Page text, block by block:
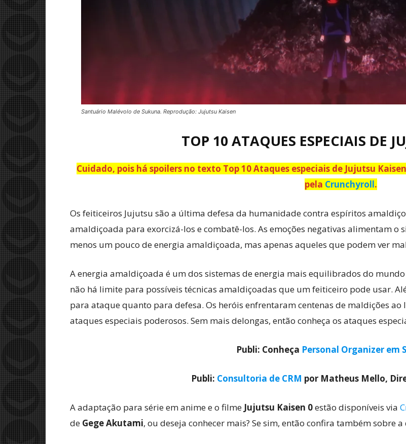
Pop!
Santuário Malévolo de Sukuna. Reprodução: Jujutsu Kaisen
TOP 10 ATAQUES ESPECIAIS DE
Cuidado, pois há spoilers no texto Top 10 Ataques especiais de Jujutsu
pela Crunchyroll.
Os feiticeiros Jujutsu são a última defesa da humanidade contra espíritos
amaldiçoada para exorcizá-los e combatê-los. As emoções negativas alimentam o
menos um pouco de energia amaldiçoada, mas apenas aqueles que podem ver
A energia amaldiçoada é um dos sistemas de energia mais equilibrados do
não há limite para possíveis técnicas amaldiçoadas que um feiticeiro pode usar.
para ataque quanto para defesa. Os heróis enfrentaram centenas de maldições
ataques especiais poderosos. Sem mais delongas, então conheça os ataques
Publi: Conheça Personal Organizer em
Publi: Consultoria de CRM por Matheus Mello,
A adaptação para série em anime e o filme Jujutsu Kaisen 0estão disponíveis via
de Gege Akutami, ou deseja conhecer mais? Se sim, então confira também sobre a